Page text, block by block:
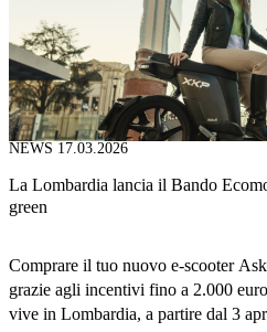
NEWS 17.03.2026
La Lombardia lancia il Bando
green
Comprare il tuo nuovo e-scooter
grazie agli incentivi fino a 2.000
vive in Lombardia, a partire dal 3